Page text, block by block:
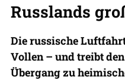
Russlands
Die russische
Vollen – und treibt
Übergang zu